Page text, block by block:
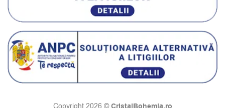
Copyright 2026 ©